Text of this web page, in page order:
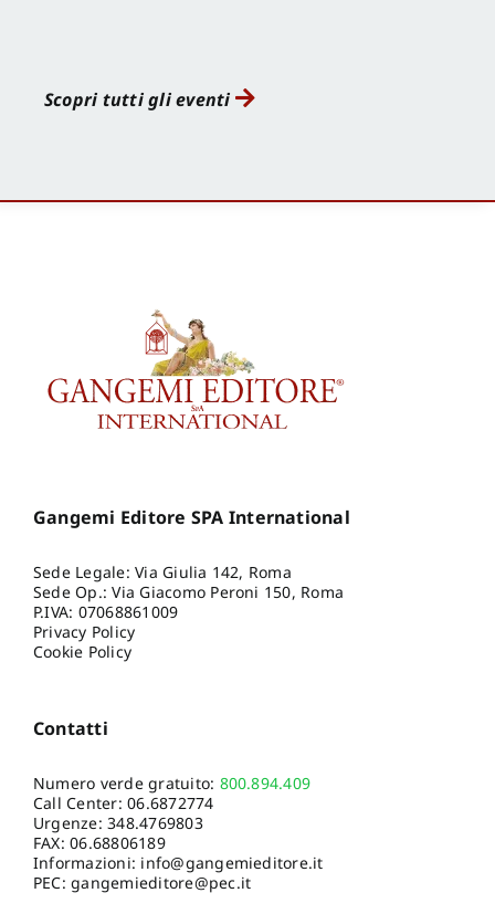
Scopri tutti gli eventi
Gangemi Editore SPA International
Sede Legale: Via Giulia 142, Roma
Sede Op.: Via Giacomo Peroni 150, Roma
P.IVA: 07068861009
Privacy Policy
Cookie Policy
Contatti
Numero verde gratuito: 800.894.409
Call Center:06.6872774
Urgenze:348.4769803
FAX: 06.68806189
Informazioni: info@gangemieditore.it
PEC: gangemieditore@pec.it